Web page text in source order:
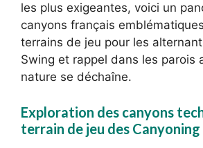
les plus exigeantes, voici un
canyons français
terrains de jeu pour les
Swing et rappel dans les parois
nature se déchaîne.
Exploration des canyons
terrain de jeu des Canyoning